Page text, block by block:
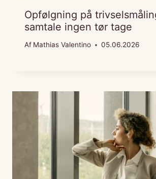
Opfølgning på
samtale ingen tør tage
Af Mathias Valentino 05.06.2026